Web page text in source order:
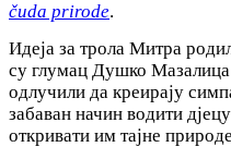
čuda prirode.
Идеја за трола Митра
су глумац Душко
одлучили да креирају
забаван начин водити
откривати им тајне